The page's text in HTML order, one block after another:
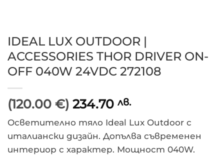
IDEAL LUX OUTDOOR |
ACCESSORIES THOR DRIVER ON-
OFF 040W 24VDC 272108
(120.00 €) 234.70 лв.
Осветително тяло Ideal Lux Outdoor с
италиански дизайн. Допълва съвременен
интериор с характер. Мощност 040W.